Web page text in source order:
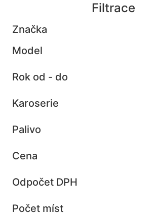
Filtrace
Značka
Model
Rok od - do
Karoserie
Palivo
Cena
Odpočet DPH
Počet míst